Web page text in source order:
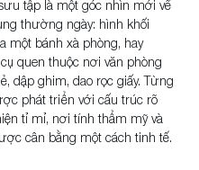
tập là một góc nhìn mới về
thường ngày: hình khối
một bánh xà phòng, hay
quen thuộc nơi văn phòng
dập ghim, dao rọc giấy. Từng
phát triển với cấu trúc rõ
tỉ mỉ, nơi tính thẩm mỹ và
cân bằng một cách tinh tế.